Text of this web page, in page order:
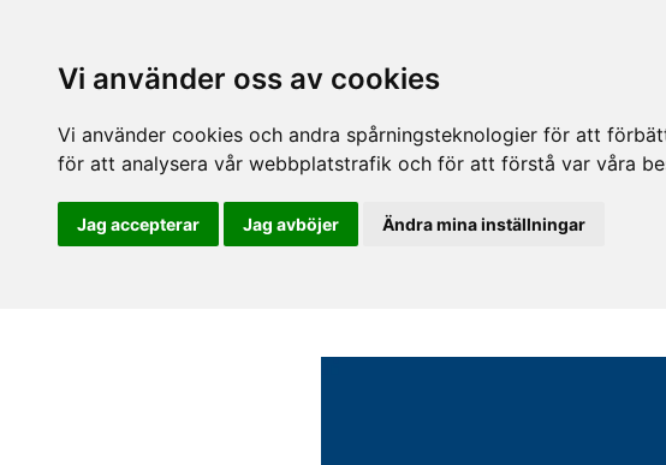
Vi använder oss av cookies
Vi använder cookies och andra spårningsteknologier för att
för att analysera vår webbplatstrafik och för att förstå var våra
Jag accepterar Jag avböjer Ändra mina inställningar